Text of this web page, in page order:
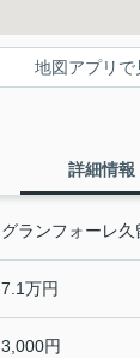
地図アプリで
詳細情報
グランフォーレ
7.1万円
3,000円